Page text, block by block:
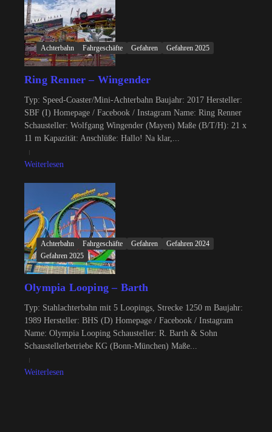
Achterbahn Fahrgeschäfte Gefahren Gefahren 2025
Ring Renner – Wingender
Typ: Speed-Coaster/Mini-Achterbahn Baujahr: 2017 Hersteller:
SBF (I) Homepage / Facebook / Instagram Name: Ring Renner
Schausteller: Wolfgang Wingender (Mayen) Maße (B/T/H): 21 x
11 m Kapazität: Anschlüße: Hallo! Na klar,...
Weiterlesen
Achterbahn Fahrgeschäfte Gefahren
Gefahren 2024
Gefahren 2025
Olympia Looping – Barth
Typ: Stahlachterbahn mit 5 Loopings, Strecke 1250 m Baujahr:
1989 Hersteller: BHS (D) Homepage / Facebook / Instagram
Name: Olympia Looping Schausteller: R. Barth & Sohn
Schaustellerbetriebe KG (Bonn-München) Maße...
Weiterlesen